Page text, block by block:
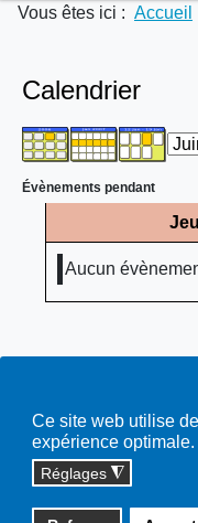
Ce site web utilise
expérience optimale.
Réglages ◮
Vous êtes ici : Accueil
Calendrier
Évènements pendant
Aucun
Copyright © 2026